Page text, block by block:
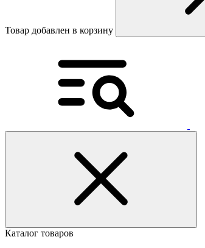
Товар добавлен в корзину
Каталог товаров